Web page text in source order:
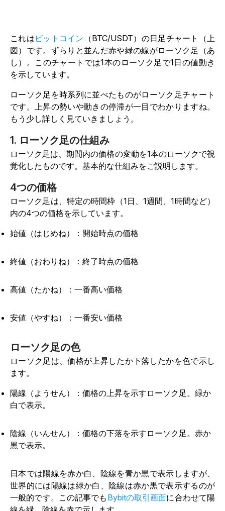
これは ビットコイン （BTC/USDT）の日足チャート（上
図）です。ずらりと並んだ赤や緑の線がローソク足（あ
し）。このチャートでは1本のローソク足で1日の値動き
を示しています。
ローソク足を時系列に並べたものがローソク足チャート
です。上昇の勢いや動きの停滞が一目でわかりますね。
もう少し詳しく見ていきましょう。
1. ローソク足の仕組み
ローソク足は、期間内の価格の変動を1本のローソクで視
覚化したものです。基本的な仕組みをご説明します。
4つの価格
ローソク足は、特定の時間枠（1日、1週間、1時間など）
内の4つの価格を示しています。
始値（はじめね）：開始時点の価格
終値（おわりね）：終了時点の価格
高値（たかね）：一番高い価格
安値（やすね）：一番安い価格
ローソク足の色
ローソク足は、価格が上昇したか下落したかを色で示し
ます。
陽線（ようせん）：価格の上昇を示すローソク足。緑か
白で表示。
陰線（いんせん）：価格の下落を示すローソク足。赤か
黒で表示。
日本では陽線を赤か白、陰線を青か黒で表示しますが、
世界的には陽線は緑か白、陰線は赤か黒で表示するのが
一般的です。この記事でも Bybitの取引画面に合わせて陽